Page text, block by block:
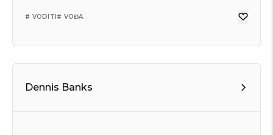
# VODITI# VOĐA
Dennis Banks